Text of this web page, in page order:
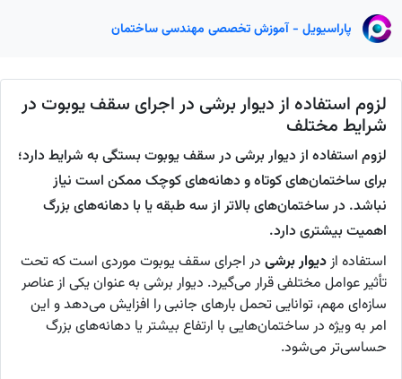
پاراسیویل - آموزش تخصصی مهندسی ساختمان
لزوم استفاده از دیوار برشی در اجرای سقف یوبوت در
شرایط مختلف
لزوم استفاده از دیوار برشی در سقف یوبوت بستگی به شرایط دارد؛
برای ساختمان‌های کوتاه و دهانه‌های کوچک ممکن است نیاز
نباشد. در ساختمان‌های بالاتر از سه طبقه یا با دهانه‌های بزرگ
اهمیت بیشتری دارد.
استفاده ازدیوار برشی در اجرای سقف یوبوت موردی است که تحت
تأثیر عوامل مختلفی قرار می‌گیرد. دیوار برشی به عنوان یکی از عناصر
سازه‌ای مهم، توانایی تحمل بارهای جانبی را افزایش می‌دهد و این
امر به ویژه در ساختمان‌هایی با ارتفاع بیشتر یا دهانه‌های بزرگ
حساسی‌تر می‌شود.